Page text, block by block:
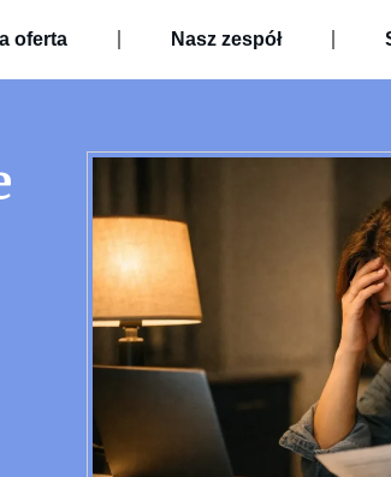
oferta Nasz zespół